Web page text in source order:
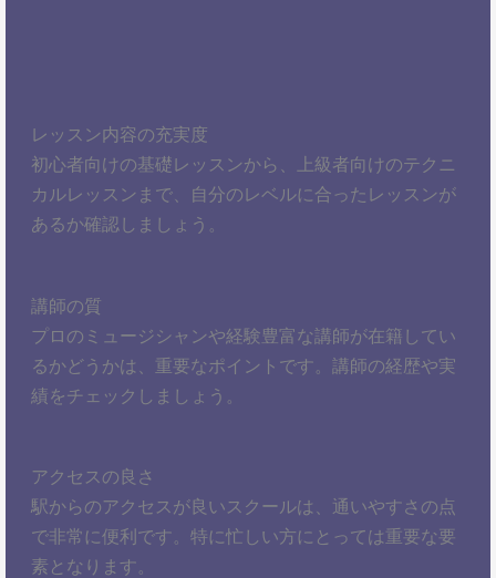
レッスン内容の充実度
初心者向けの基礎レッスンから、上級者向けのテクニ
カルレッスンまで、自分のレベルに合ったレッスンが
あるか確認しましょう。
講師の質
プロのミュージシャンや経験豊富な講師が在籍してい
るかどうかは、重要なポイントです。講師の経歴や実
績をチェックしましょう。
アクセスの良さ
駅からのアクセスが良いスクールは、通いやすさの点
で非常に便利です。特に忙しい方にとっては重要な要
素となります。